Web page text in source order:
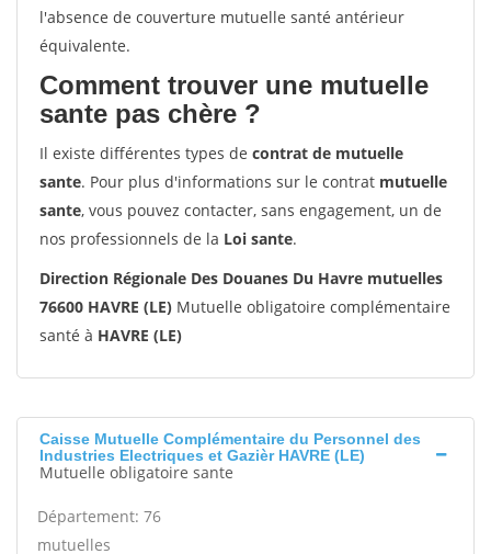
l'absence de couverture mutuelle santé antérieur
équivalente.
Comment trouver une mutuelle
sante pas chère ?
Il existe différentes types de contrat de mutuelle
sante. Pour plus d'informations sur le contrat mutuelle
sante, vous pouvez contacter, sans engagement, un de
nos professionnels de la Loi sante.
Direction Régionale Des Douanes Du Havre mutuelles
76600 HAVRE (LE) Mutuelle obligatoire complémentaire
santé à HAVRE (LE)
Caisse Mutuelle Complémentaire du Personnel des
Industries Electriques et Gazièr HAVRE (LE)
Mutuelle obligatoire sante
Département: 76
mutuelles